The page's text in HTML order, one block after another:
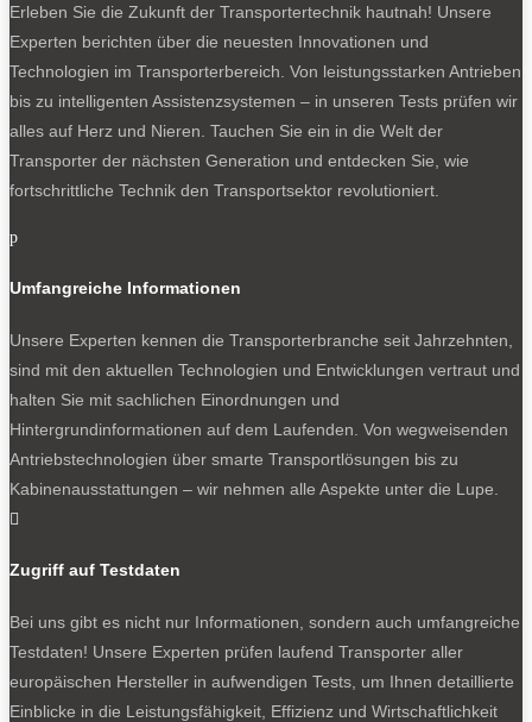
Erleben Sie die Zukunft der Transportertechnik hautnah! Unsere
Experten berichten über die neuesten Innovationen und
Technologien im Transporterbereich. Von leistungsstarken Antrieben
bis zu intelligenten Assistenzsystemen – in unseren Tests prüfen wir
alles auf Herz und Nieren. Tauchen Sie ein in die Welt der
Transporter der nächsten Generation und entdecken Sie, wie
fortschrittliche Technik den Transportsektor revolutioniert.
p
Umfangreiche Informationen
Unsere Experten kennen die Transporterbranche seit Jahrzehnten,
sind mit den aktuellen Technologien und Entwicklungen vertraut und
halten Sie mit sachlichen Einordnungen und
Hintergrundinformationen auf dem Laufenden. Von wegweisenden
Antriebstechnologien über smarte Transportlösungen bis zu
Kabinenausstattungen – wir nehmen alle Aspekte unter die Lupe.

Zugriff auf Testdaten
Bei uns gibt es nicht nur Informationen, sondern auch umfangreiche
Testdaten! Unsere Experten prüfen laufend Transporter aller
europäischen Hersteller in aufwendigen Tests, um Ihnen detaillierte
Einblicke in die Leistungsfähigkeit, Effizienz und Wirtschaftlichkeit